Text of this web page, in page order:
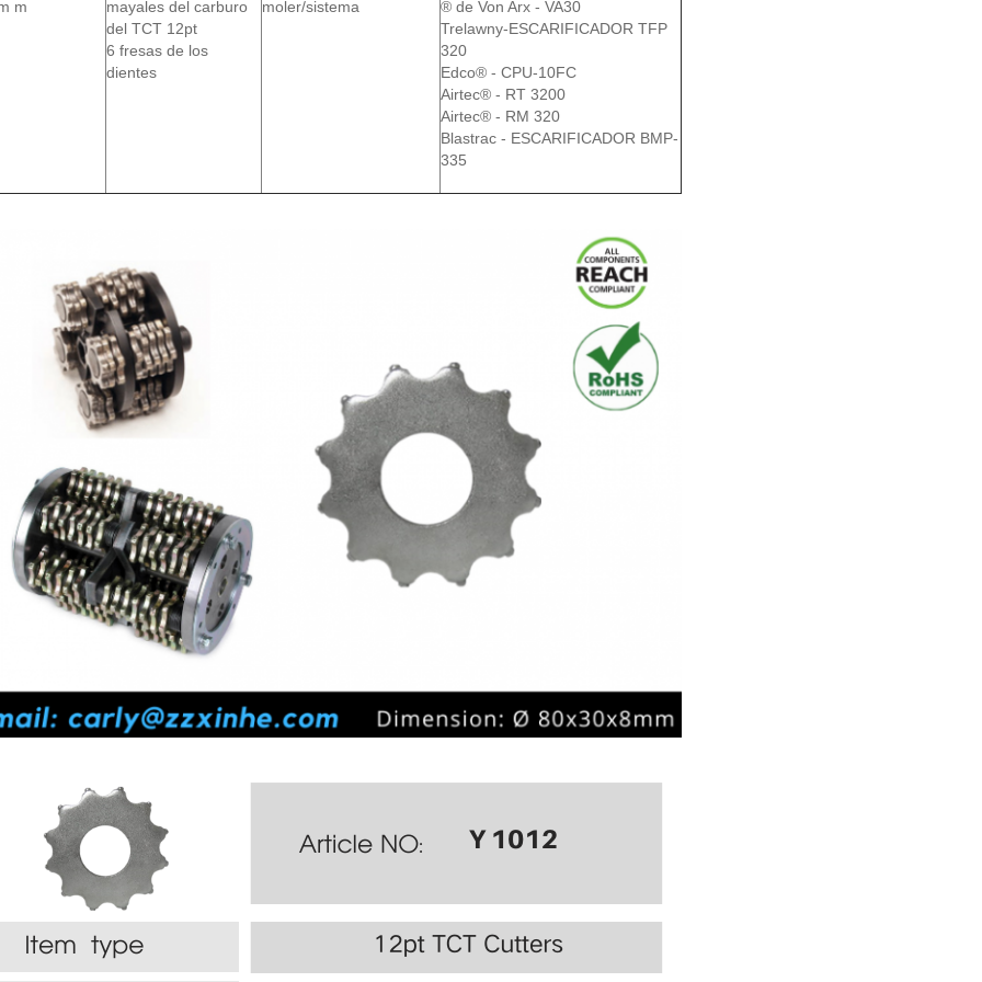
m
mayales del carburo
del TCT 12pt
6 fresas de los
dientes
moler/sistema
® de Von Arx - VA30
Trelawny-ESCARIFICADOR TFP
320
Edco® - CPU-10FC
Airtec® - RT 3200
Airtec® - RM 320
Blastrac - ESCARIFICADOR BMP-
335